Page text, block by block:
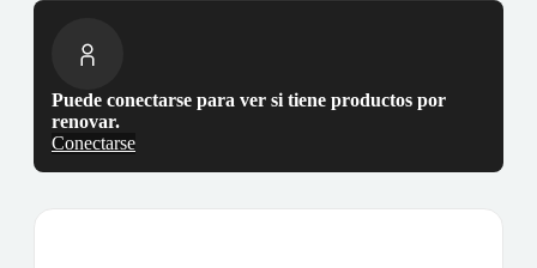
Puede conectarse para ver si tiene productos por
renovar.
Conectarse